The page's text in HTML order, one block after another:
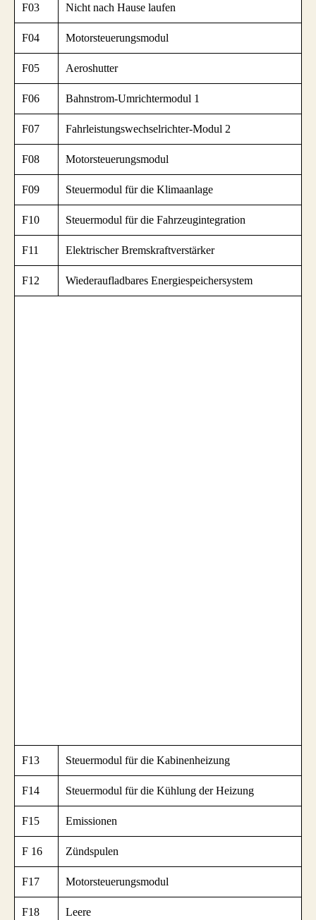
F03 Nicht nach Hause laufen
F04 Motorsteuerungsmodul
F05 Aeroshutter
F06 Bahnstrom-Umrichtermodul 1
F07 Fahrleistungswechselrichter-Modul 2
F08 Motorsteuerungsmodul
F09 Steuermodul für die Klimaanlage
F10 Steuermodul für die Fahrzeugintegration
F11 Elektrischer Bremskraftverstärker
F12 Wiederaufladbares Energiespeichersystem
F13 Steuermodul für die Kabinenheizung
F14 Steuermodul für die Kühlung der Heizung
F15 Emissionen
F 16 Zündspulen
F17 Motorsteuerungsmodul
F18 Leere